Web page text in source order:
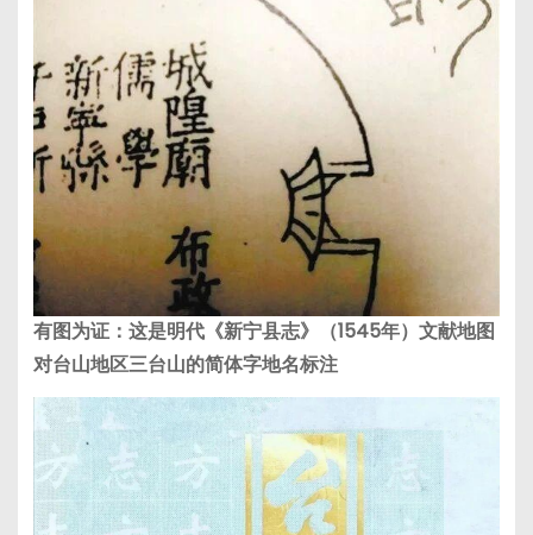
有图为证：这是明代《新宁县志》 （1545年） 文献地图
对台山地区三台山的简体字地名标注